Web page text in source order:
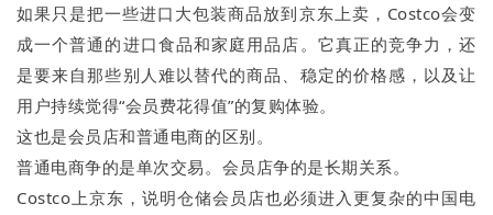
如果只是把一些进口大包装商品放到京东上卖，Costco会变
成一个普通的进口食品和家庭用品店。它真正的竞争力，还
是要来自那些别人难以替代的商品、稳定的价格感，以及让
用户持续觉得“会员费花得值”的复购体验。
这也是会员店和普通电商的区别。
普通电商争的是单次交易。会员店争的是长期关系。
Costco上京东，说明仓储会员店也必须进入更复杂的中国电